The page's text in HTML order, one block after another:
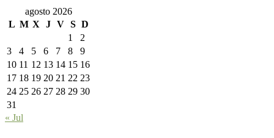
agosto 2026
L M X J V S D
1
2
3
4 5 6 7 8
9
10 11 12 13 14 15 16
17 18 19 20 21 22 23
24 25 26 27 28 29 30
31
« Jul